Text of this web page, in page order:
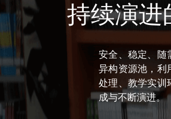
持续演进
安全、稳定、随
异构资源池，利
处理、教学实训
成与不断演进。